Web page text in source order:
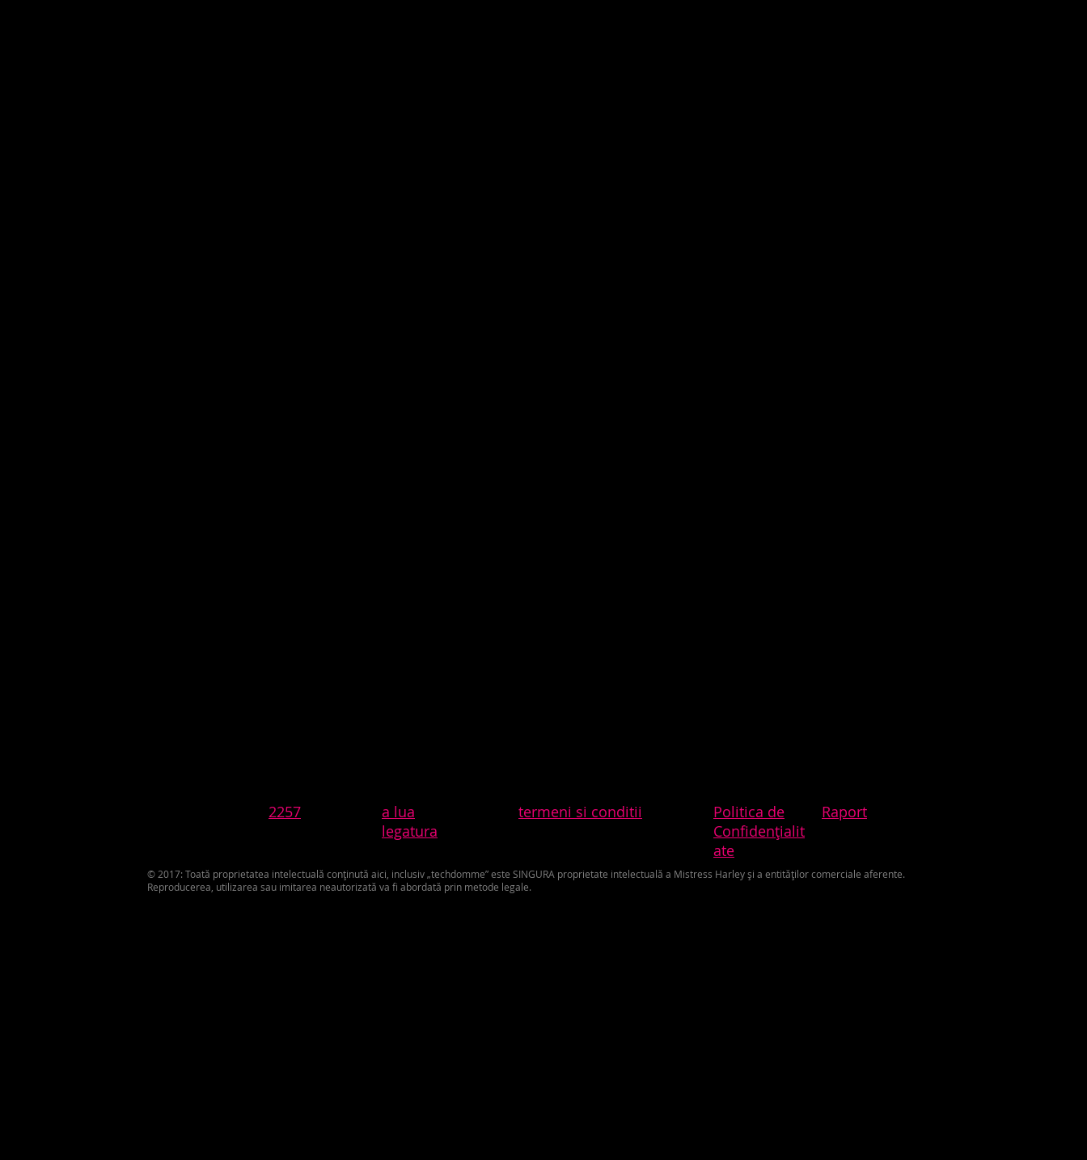
2257
a lua
legatura
termeni si conditii
Politica de
Confidențialit
ate
Raport
© 2017: Toată proprietatea intelectuală conținută aici, inclusiv „techdomme” este SINGURA proprietate intelectuală a Mistress Harley și a entităților comerciale aferente.
Reproducerea, utilizarea sau imitarea neautorizată va fi abordată prin metode legale.